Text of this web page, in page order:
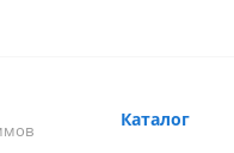
Каталог